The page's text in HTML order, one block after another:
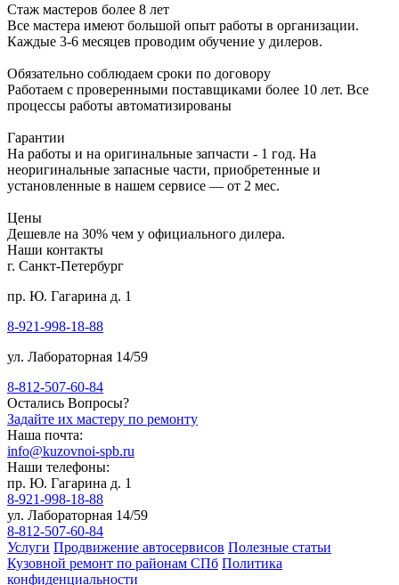
Стаж мастеров более 8 лет
Все мастера имеют большой опыт работы в организации.
Каждые 3-6 месяцев проводим обучение у дилеров.
Обязательно соблюдаем сроки по договору
Работаем с проверенными поставщиками более 10 лет. Все
процессы работы автоматизированы
Гарантии
На работы и на оригинальные запчасти - 1 год. На
неоригинальные запасные части, приобретенные и
установленные в нашем сервисе — от 2 мес.
Цены
Дешевле на 30% чем у официального дилера.
Наши контакты
г. Санкт-Петербург
пр. Ю. Гагарина д. 1
8-921-998-18-88
ул. Лабораторная 14/59
8-812-507-60-84
Остались Вопросы?
Задайте их мастеру по ремонту
Наша почта:
info@kuzovnoi-spb.ru
Наши телефоны:
пр. Ю. Гагарина д. 1
8-921-998-18-88
ул. Лабораторная 14/59
8-812-507-60-84
Услуги Продвижение автосервисов Полезные статьи
Кузовной ремонт по районам СПб Политика
конфиденциальности